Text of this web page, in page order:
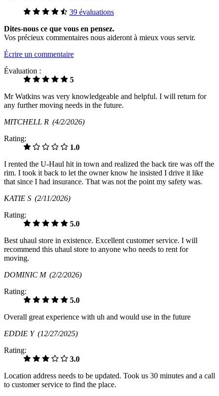
39 évaluations
Dites-nous ce que vous en pensez.
Vos précieux commentaires nous aideront à mieux vous servir.
Écrire un commentaire
Évaluation :
5
Mr Watkins was very knowledgeable and helpful. I will return for
any further moving needs in the future.
MITCHELL R (4/2/2026)
Rating:
1.0
I rented the U-Haul hit in town and realized the back tire was off the
rim. I took it back to let the owner know he insisted I drive it like
that since I had insurance. That was not the point my safety was.
KATIE S (2/11/2026)
Rating:
5.0
Best uhaul store in existence. Excellent customer service. I will
recommend this uhaul store to anyone who needs to rent for
moving.
DOMINIC M (2/2/2026)
Rating:
5.0
Overall great experience with uh and would use in the future
EDDIE Y (12/27/2025)
Rating:
3.0
Location address needs to be updated. Took us 30 minutes and a call
to customer service to find the place.